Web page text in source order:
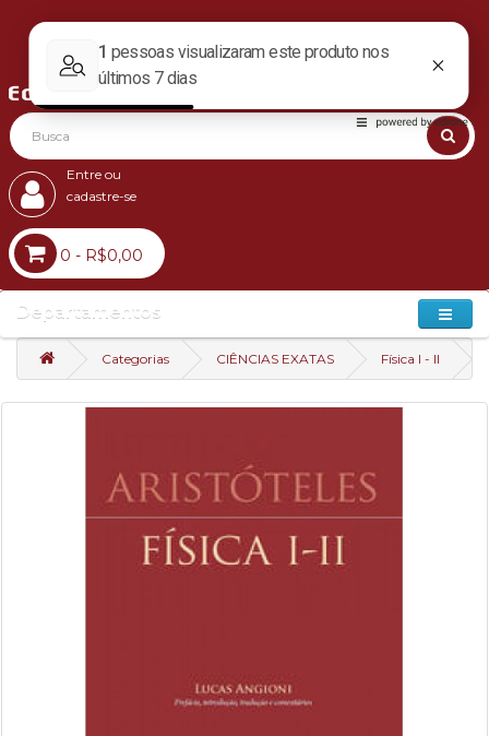
Entre ou
cadastre-se
0 - R$0,00
Departamentos
Categorias CIÊNCIAS EXATAS Física I - II